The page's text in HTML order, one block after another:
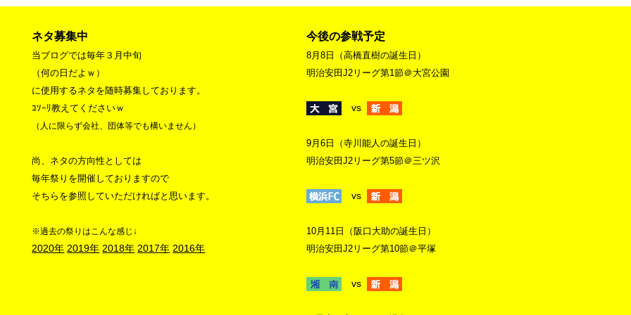
ネタ募集中
当ブログでは毎年３月中旬
（何の日だよｗ）
に使用するネタを随時募集しております。
ｺｿｰﾘ教えてくださいｗ
（人に限らず会社、団体等でも構いません）
尚、ネタの方向性としては
毎年祭りを開催しておりますので
そちらを参照していただければと思います。
※過去の祭りはこんな感じ↓
2020年 2019年 2018年 2017年 2016年
今後の参戦予定
8月8日（高橋直樹の誕生日）
明治安田J2リーグ第1節＠大宮公園
vs
9月6日（寺川能人の誕生日）
明治安田J2リーグ第5節＠三ツ沢
vs
10月11日（阪口大助の誕生日）
明治安田J2リーグ第10節＠平塚
vs